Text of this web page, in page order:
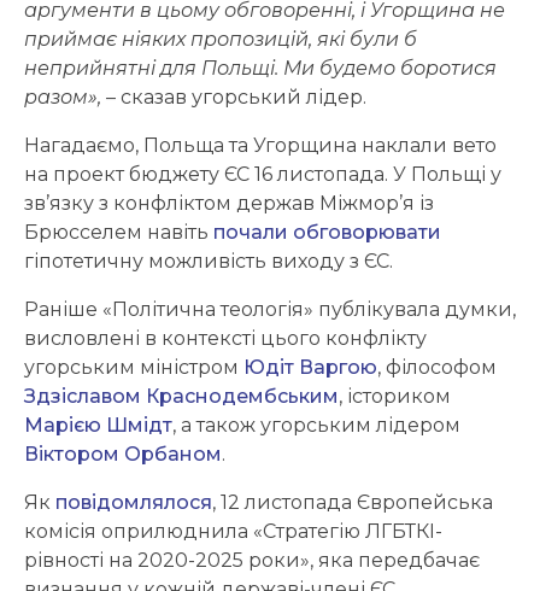
аргументи в цьому обговоренні, і Угорщина не
приймає ніяких пропозицій, які були б
неприйнятні для Польщі. Ми будемо боротися
разом», – сказав угорський лідер.
Нагадаємо, Польща та Угорщина наклали вето
на проект бюджету ЄС 16 листопада. У Польщі у
зв’язку з конфліктом держав Міжмор’я із
Брюсселем навіть почали обговорювати
гіпотетичну можливість виходу з ЄС.
Раніше «Політична теологія» публікувала думки,
висловлені в контексті цього конфлікту
угорським міністром Юдіт Варгою, філософом
Здзіславом Краснодембським, істориком
Марією Шмідт, а також угорським лідером
Віктором Орбаном.
Як повідомлялося, 12 листопада Європейська
комісія оприлюднила «Стратегію ЛГБТКІ-
рівності на 2020-2025 роки», яка передбачає